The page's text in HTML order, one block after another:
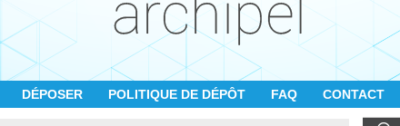
DÉPOSER POLITIQUE DE DÉPÔT FAQ CONTACT